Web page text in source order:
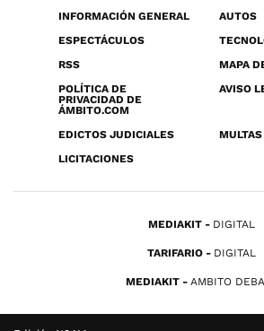
INFORMACIÓN GENERAL
AUTOS
ESPECTÁCULOS
RSS
MAPA
POLÍTICA DE
PRIVACIDAD DE
ÁMBITO.COM
AVISO
EDICTOS JUDICIALES
MULTAS
LICITACIONES
MEDIAKIT DIGITAL
TARIFARIO DIGITAL
MEDIAKIT AMBITO